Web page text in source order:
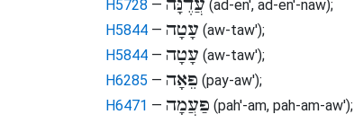
H5728 — (ad-en', ad-en'-naw);
H5844 — עָטָה (aw-taw');
H5844 — עָטָה (aw-taw');
H6285 — פֵּאָה (pay-aw');
H6471 — פַּעֲמָה (pah'-am, pah-am-aw');